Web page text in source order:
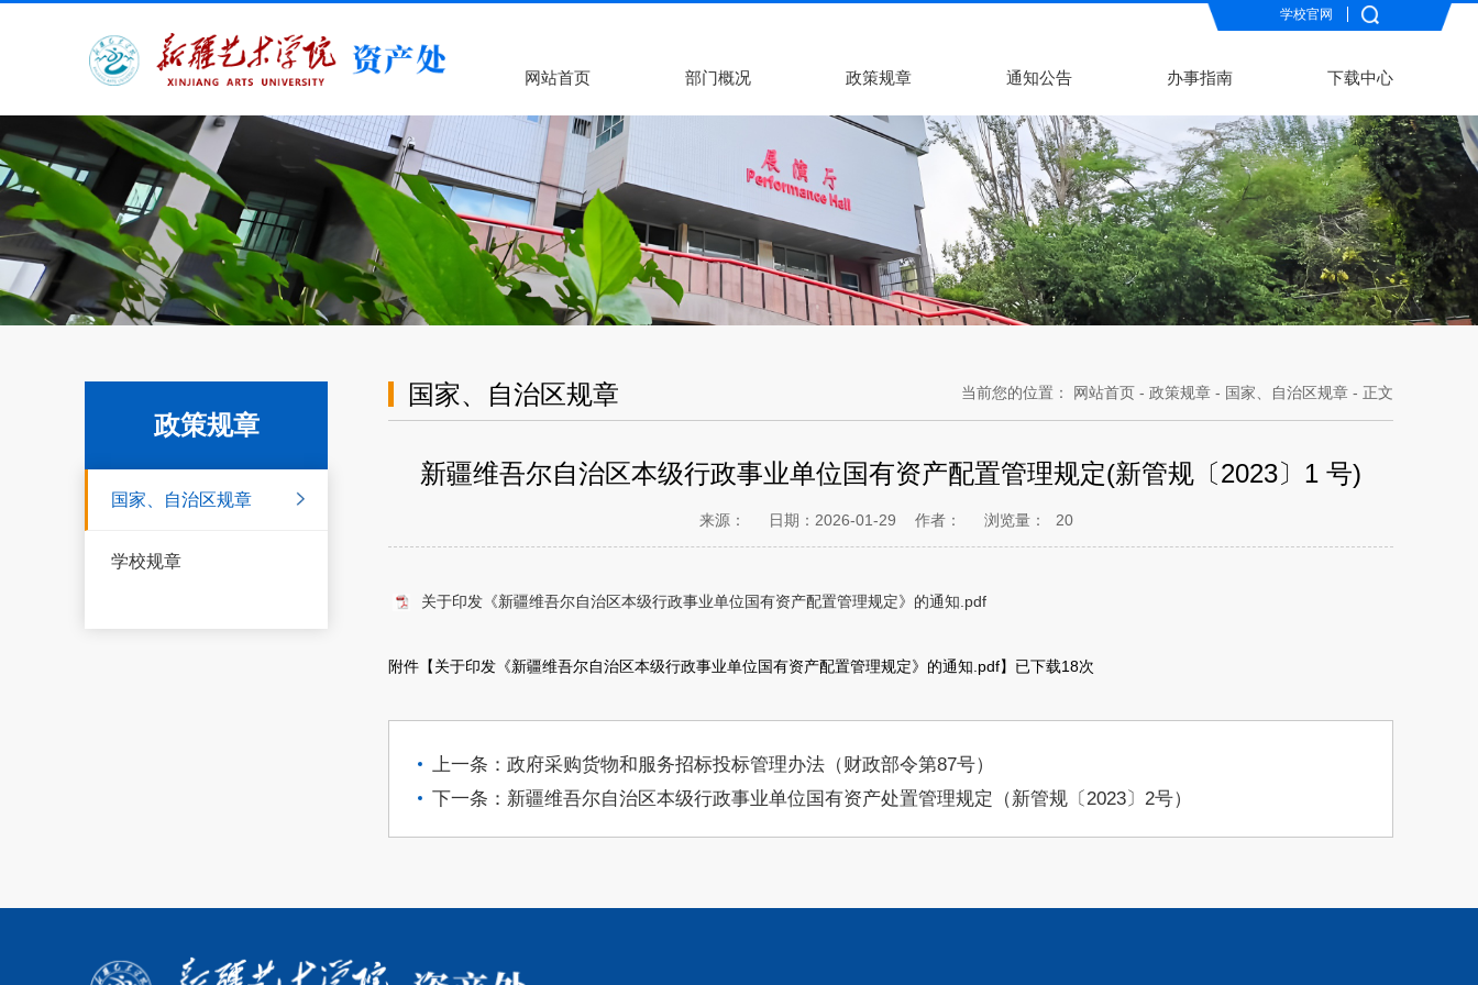
学校官网
网站首页 部门概况 政策规章 通知公告 办事指南 下载中心
政策规章
国家、自治区规章
学校规章
国家、自治区规章 当前您的位置： 网站首页 - 政策规章 - 国家、自治区规章 - 正文
新疆维吾尔自治区本级行政事业单位国有资产配置管理规定(新管规〔2023〕1 号)
来源： 日期：2026-01-29 作者： 浏览量： 20
关于印发《新疆维吾尔自治区本级行政事业单位国有资产配置管理规定》的通知.pdf
附件【关于印发《新疆维吾尔自治区本级行政事业单位国有资产配置管理规定》的通知.pdf】已下载18次
上一条：政府采购货物和服务招标投标管理办法（财政部令第87号）
下一条：新疆维吾尔自治区本级行政事业单位国有资产处置管理规定（新管规〔2023〕2号）